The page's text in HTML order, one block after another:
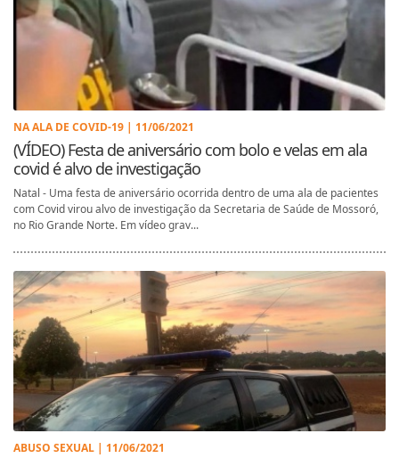
NA ALA DE COVID-19 | 11/06/2021
(VÍDEO) Festa de aniversário com bolo e velas em ala
covid é alvo de investigação
Natal - Uma festa de aniversário ocorrida dentro de uma ala de pacientes
com Covid virou alvo de investigação da Secretaria de Saúde de Mossoró,
no Rio Grande Norte. Em vídeo grav...
ABUSO SEXUAL | 11/06/2021